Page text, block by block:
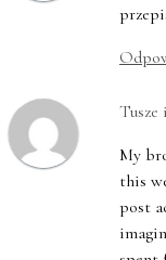
Tusze
My
this
post